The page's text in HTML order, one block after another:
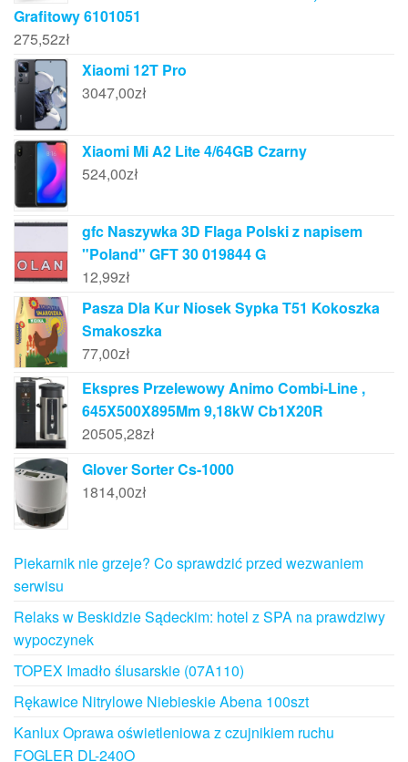
Grafitowy 6101051
275,52zł
Xiaomi 12T Pro
3047,00zł
Xiaomi Mi A2 Lite 4/64GB Czarny
524,00zł
gfc Naszywka 3D Flaga Polski z napisem
"Poland" GFT 30 019844 G
12,99zł
Pasza Dla Kur Niosek Sypka T51 Kokoszka
Smakoszka
77,00zł
Ekspres Przelewowy Animo Combi-Line ,
645X500X895Mm 9,18kW Cb1X20R
20505,28zł
Glover Sorter Cs-1000
1814,00zł
Piekarnik nie grzeje? Co sprawdzić przed wezwaniem
serwisu
Relaks w Beskidzie Sądeckim: hotel z SPA na prawdziwy
wypoczynek
TOPEX Imadło ślusarskie (07A110)
Rękawice Nitrylowe Niebieskie Abena 100szt
Kanlux Oprawa oświetleniowa z czujnikiem ruchu
FOGLER DL-240O